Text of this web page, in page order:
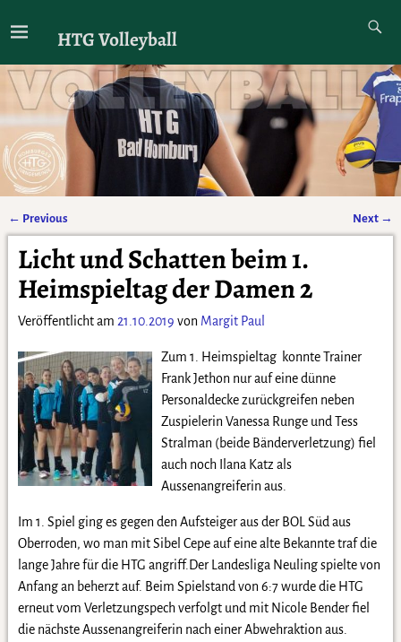
HTG Volleyball
Artikelnavigation
← Previous Next →
Licht und Schatten beim 1.
Heimspieltag der Damen 2
Veröffentlicht am 21.10.2019 von Margit Paul
Zum 1. Heimspieltag konnte Trainer
Frank Jethon nur auf eine dünne
Personaldecke zurückgreifen neben
Zuspielerin Vanessa Runge und Tess
Stralman (beide Bänderverletzung) fiel
auch noch Ilana Katz als
Aussenangreiferin aus.
Im 1. Spiel ging es gegen den Aufsteiger aus der BOL Süd aus
Oberroden, wo man mit Sibel Cepe auf eine alte Bekannte traf die
lange Jahre für die HTG angriff.Der Landesliga Neuling spielte von
Anfang an beherzt auf. Beim Spielstand von 6:7 wurde die HTG
erneut vom Verletzungspech verfolgt und mit Nicole Bender fiel
die nächste Aussenangreiferin nach einer Abwehraktion aus.